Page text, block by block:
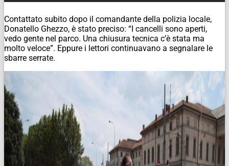
Contattato subito dopo il comandante della polizia locale,
Donatello Ghezzo, è stato preciso: “I cancelli sono aperti,
vedo gente nel parco. Una chiusura tecnica c’è stata ma
molto veloce”. Eppure i lettori continuavano a segnalare le
sbarre serrate.